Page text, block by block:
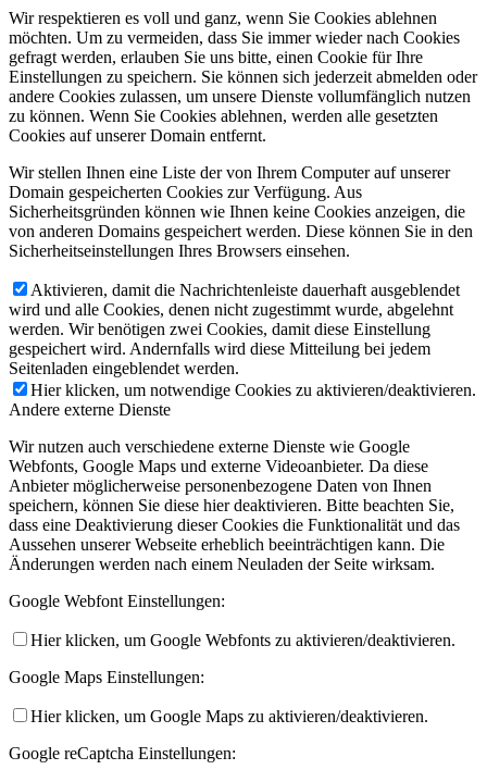
Wir respektieren es voll und ganz, wenn Sie Cookies ablehnen
möchten. Um zu vermeiden, dass Sie immer wieder nach Cookies
gefragt werden, erlauben Sie uns bitte, einen Cookie für Ihre
Einstellungen zu speichern. Sie können sich jederzeit abmelden oder
andere Cookies zulassen, um unsere Dienste vollumfänglich nutzen
zu können. Wenn Sie Cookies ablehnen, werden alle gesetzten
Cookies auf unserer Domain entfernt.
Wir stellen Ihnen eine Liste der von Ihrem Computer auf unserer
Domain gespeicherten Cookies zur Verfügung. Aus
Sicherheitsgründen können wie Ihnen keine Cookies anzeigen, die
von anderen Domains gespeichert werden. Diese können Sie in den
Sicherheitseinstellungen Ihres Browsers einsehen.
Aktivieren, damit die Nachrichtenleiste dauerhaft ausgeblendet
wird und alle Cookies, denen nicht zugestimmt wurde, abgelehnt
werden. Wir benötigen zwei Cookies, damit diese Einstellung
gespeichert wird. Andernfalls wird diese Mitteilung bei jedem
Seitenladen eingeblendet werden.
Hier klicken, um notwendige Cookies zu aktivieren/deaktivieren.
Andere externe Dienste
Wir nutzen auch verschiedene externe Dienste wie Google
Webfonts, Google Maps und externe Videoanbieter. Da diese
Anbieter möglicherweise personenbezogene Daten von Ihnen
speichern, können Sie diese hier deaktivieren. Bitte beachten Sie,
dass eine Deaktivierung dieser Cookies die Funktionalität und das
Aussehen unserer Webseite erheblich beeinträchtigen kann. Die
Änderungen werden nach einem Neuladen der Seite wirksam.
Google Webfont Einstellungen:
Hier klicken, um Google Webfonts zu aktivieren/deaktivieren.
Google Maps Einstellungen:
Hier klicken, um Google Maps zu aktivieren/deaktivieren.
Google reCaptcha Einstellungen: